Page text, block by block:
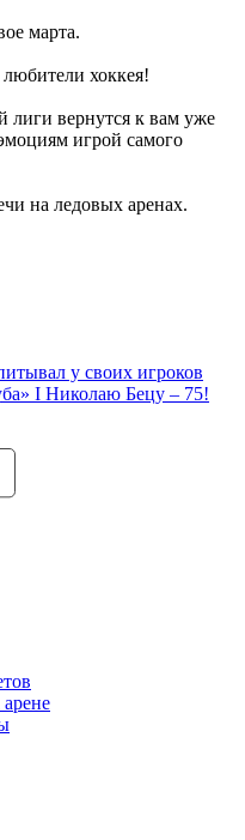
марта.
хоккея!
лиги вернутся к вам уже
игрой самого
на ледовых аренах.
у своих игроков
I Николаю Бецу – 75!